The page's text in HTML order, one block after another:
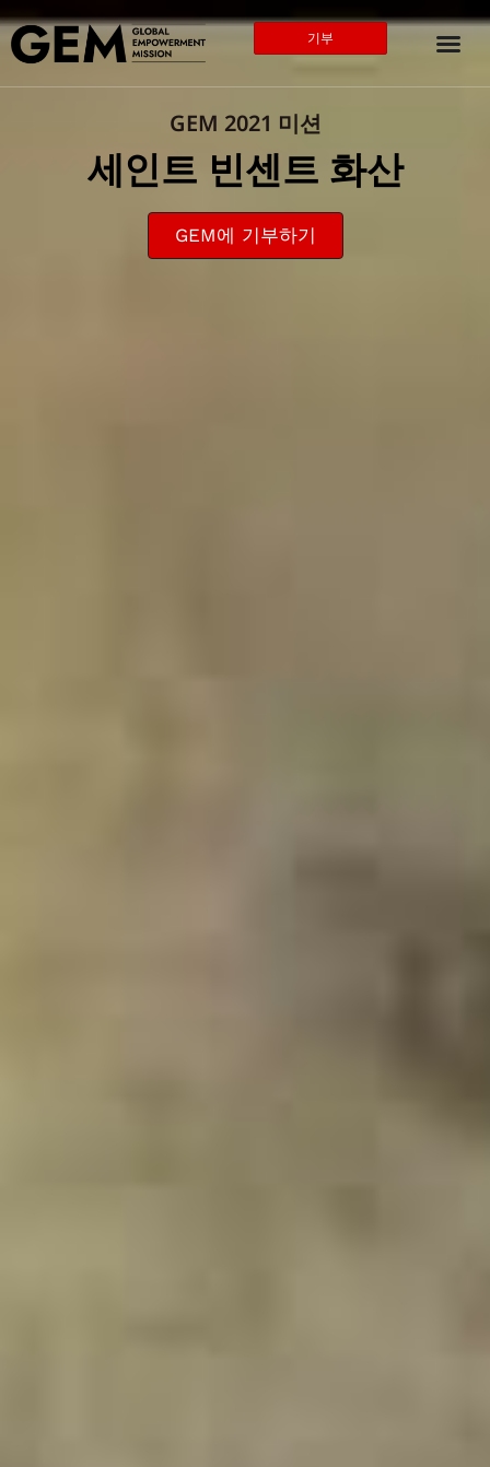
기부
GEM 2021 미션
세인트 빈센트 화산
GEM에 기부하기